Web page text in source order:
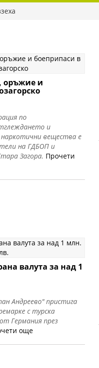
оръжие и
по
и
вещества е
на ГДБОП и
Загора. Прочети
валута за над 1
Андреево" пристига
с турска
Германия през
още